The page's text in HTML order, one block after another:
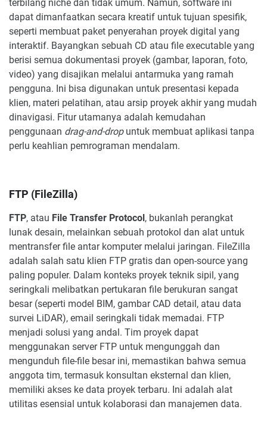
terbilang niche dan tidak umum. Namun, software ini
dapat dimanfaatkan secara kreatif untuk tujuan spesifik,
seperti membuat paket penyerahan proyek digital yang
interaktif. Bayangkan sebuah CD atau file executable yang
berisi semua dokumentasi proyek (gambar, laporan, foto,
video) yang disajikan melalui antarmuka yang ramah
pengguna. Ini bisa digunakan untuk presentasi kepada
klien, materi pelatihan, atau arsip proyek akhir yang mudah
dinavigasi. Fitur utamanya adalah kemudahan
penggunaan drag-and-dropuntuk membuat aplikasi tanpa
perlu keahlian pemrograman mendalam.
FTP (FileZilla)
FTP, atau File Transfer Protocol, bukanlah perangkat
lunak desain, melainkan sebuah protokol dan alat untuk
mentransfer file antar komputer melalui jaringan. FileZilla
adalah salah satu klien FTP gratis dan open-source yang
paling populer. Dalam konteks proyek teknik sipil, yang
seringkali melibatkan pertukaran file berukuran sangat
besar (seperti model BIM, gambar CAD detail, atau data
survei LiDAR), email seringkali tidak memadai. FTP
menjadi solusi yang andal. Tim proyek dapat
menggunakan server FTP untuk mengunggah dan
mengunduh file-file besar ini, memastikan bahwa semua
anggota tim, termasuk konsultan eksternal dan klien,
memiliki akses ke data proyek terbaru. Ini adalah alat
utilitas esensial untuk kolaborasi dan manajemen data.